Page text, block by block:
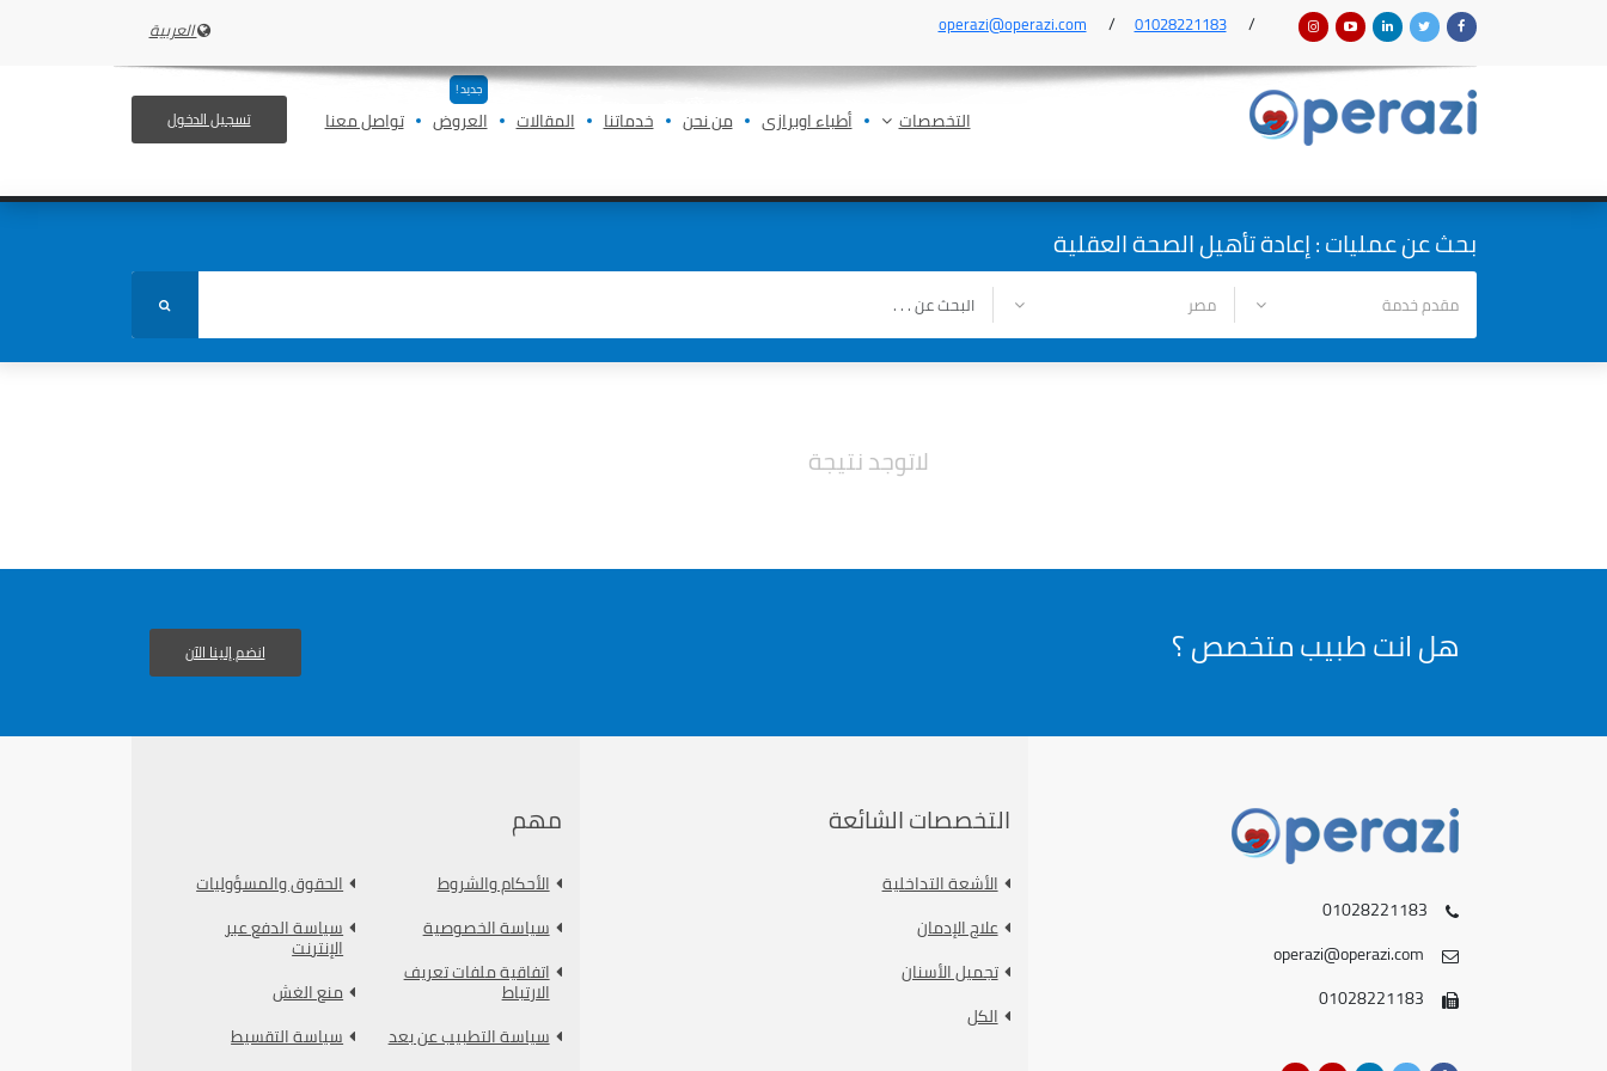
العربية operazi@operazi.com 01028221183
التخصصات أطباء اوبرازى من نحن خدماتنا المقالات
جديد !
العروض تواصل معنا تسجيل الدخول
بحث عن عمليات : إعادة تأهيل الصحة العقلية
لاتوجد نتيجة
هل انت طبيب متخصص ؟ انضم إلينا الآن
01028221183
operazi@operazi.com
01028221183
التخصصات الشائعة
الأشعة التداخلية
علاج الإدمان
تجميل الأسنان
الكل
مهم
الأحكام والشروط
سياسة الخصوصية
اتفاقية ملفات تعريف
الارتباط
سياسة التطبيب عن بعد
الحقوق والمسؤوليات
سياسة الدفع عبر
الإنترنت
منع الغش
سياسة التقسيط